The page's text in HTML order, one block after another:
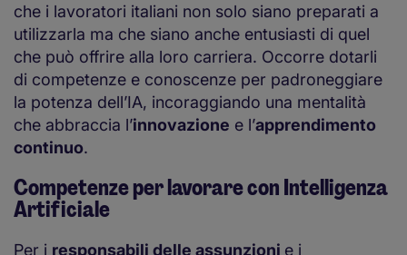
che i lavoratori italiani non solo siano preparati a
utilizzarla ma che siano anche entusiasti di quel
che può offrire alla loro carriera. Occorre dotarli
di competenze e conoscenze per padroneggiare
la potenza dell’IA, incoraggiando una mentalità
che abbraccia l’innovazione e l’apprendimento
continuo.
Competenze per lavorare con Intelligenza
Artificiale
Per i responsabili delle assunzioni e i